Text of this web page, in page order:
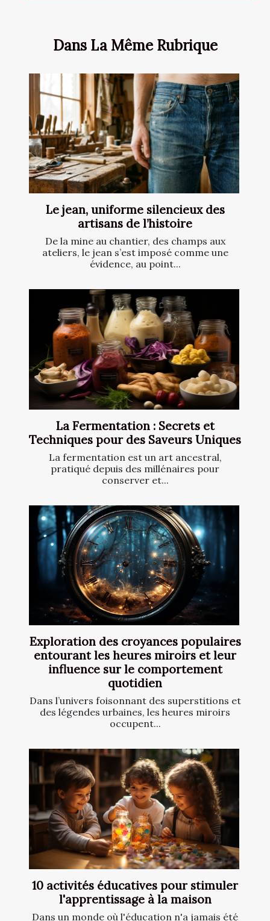
Dans La Même Rubrique
Le jean, uniforme silencieux des
artisans de l’histoire
De la mine au chantier, des champs aux
ateliers, le jean s’est imposé comme une
évidence, au point...
La Fermentation : Secrets et
Techniques pour des Saveurs Uniques
La fermentation est un art ancestral,
pratiqué depuis des millénaires pour
conserver et...
Exploration des croyances populaires
entourant les heures miroirs et leur
influence sur le comportement
quotidien
Dans l’univers foisonnant des superstitions et
des légendes urbaines, les heures miroirs
occupent...
10 activités éducatives pour stimuler
l'apprentissage à la maison
Dans un monde où l'éducation n'a jamais été